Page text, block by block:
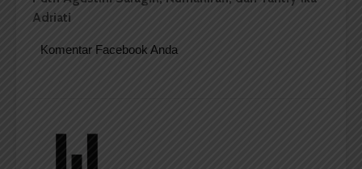
Adriati
Komentar Facebook Anda